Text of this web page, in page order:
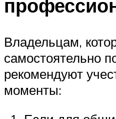
Владельцам,
самостоятельно
рекомендуют
моменты: